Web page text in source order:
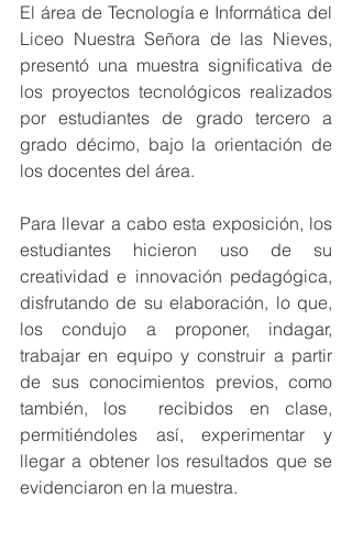
El área de Tecnología e Informática del
Liceo Nuestra Señora de las Nieves,
presentó una muestra significativa de
los proyectos tecnológicos realizados
por estudiantes de grado tercero a
grado décimo, bajo la orientación de
los docentes del área.
Para llevar a cabo esta exposición, los
estudiantes hicieron uso de su
creatividad e innovación pedagógica,
disfrutando de su elaboración, lo que,
los condujo a proponer, indagar,
trabajar en equipo y construir a partir
de sus conocimientos previos, como
también, los  recibidos en clase,
permitiéndoles así, experimentar y
llegar a obtener los resultados que se
evidenciaron en la muestra.